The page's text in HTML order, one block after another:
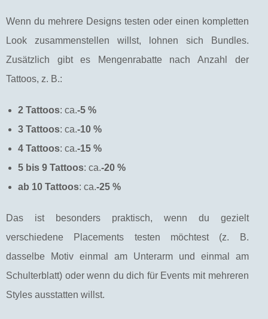
Wenn du mehrere Designs testen oder einen kompletten
Look zusammenstellen willst, lohnen sich Bundles.
Zusätzlich gibt es Mengenrabatte nach Anzahl der
Tattoos, z. B.:
2 Tattoos: ca.-5 %
3 Tattoos: ca.-10 %
4 Tattoos: ca.-15 %
5 bis 9 Tattoos: ca.-20 %
ab 10 Tattoos: ca.-25 %
Das ist besonders praktisch, wenn du gezielt
verschiedene Placements testen möchtest (z. B.
dasselbe Motiv einmal am Unterarm und einmal am
Schulterblatt) oder wenn du dich für Events mit mehreren
Styles ausstatten willst.